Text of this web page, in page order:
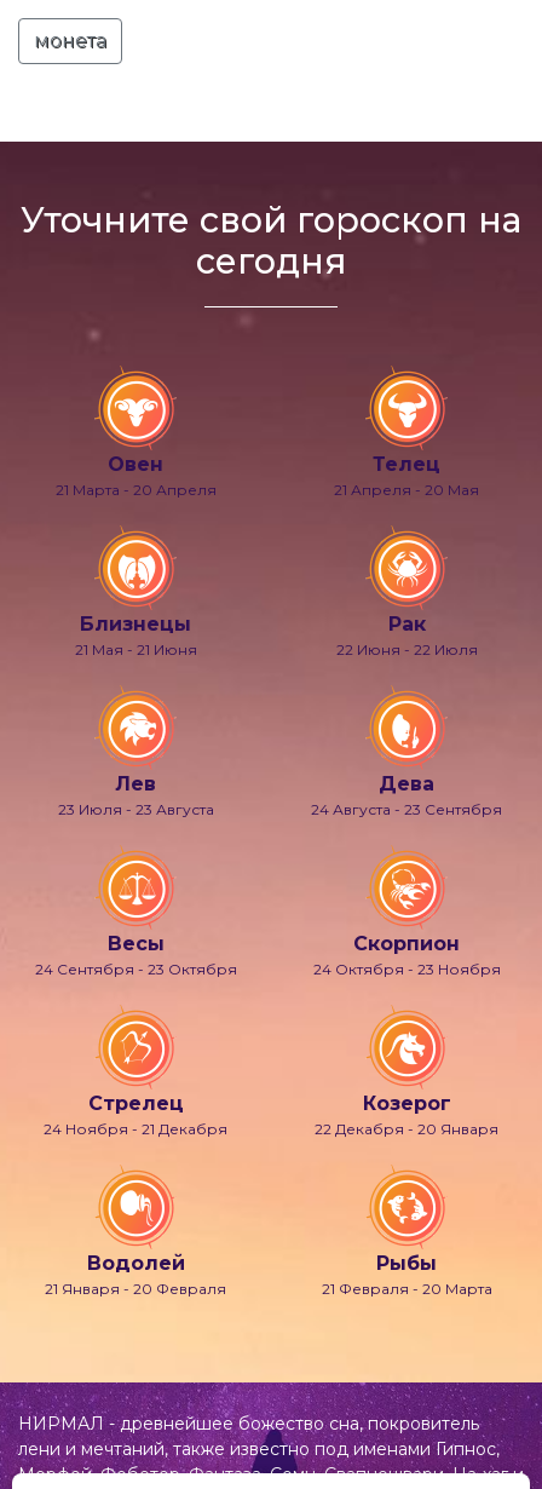
монета
Уточните свой гороскоп на
сегодня
Овен
21 Марта - 20 Апреля
Телец
21 Апреля - 20 Мая
Близнецы
21 Мая - 21 Июня
Рак
22 Июня - 22 Июля
Лев
23 Июля - 23 Августа
Дева
24 Августа - 23 Сентября
Весы
24 Сентября - 23 Октября
Скорпион
24 Октября - 23 Ноября
Стрелец
24 Ноября - 21 Декабря
Козерог
22 Декабря - 20 Января
Водолей
21 Января - 20 Февраля
Рыбы
21 Февраля - 20 Марта
НИРМАЛ - древнейшее божество сна, покровитель
лени и мечтаний, также известно под именами Гипнос,
Морфей, Фобетор, Фантаза, Сомн, Свапнещвари, На-хаг и